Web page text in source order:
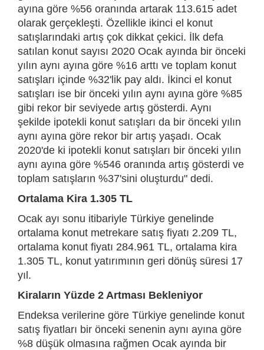
ayına göre %56 oranında artarak 113.615 adet
olarak gerçekleşti. Özellikle ikinci el konut
satışlarındaki artış çok dikkat çekici. İlk defa
satılan konut sayısı 2020 Ocak ayında bir önceki
yılın aynı ayına göre %16 arttı ve toplam konut
satışları içinde %32'lik pay aldı. İkinci el konut
satışları ise bir önceki yılın aynı ayına göre %85
gibi rekor bir seviyede artış gösterdi. Aynı
şekilde ipotekli konut satışları da bir önceki yılın
aynı ayına göre rekor bir artış yaşadı. Ocak
2020'de ki ipotekli konut satışları bir önceki yılın
aynı ayına göre %546 oranında artış gösterdi ve
toplam satışların %37'sini oluşturdu" dedi.
Ortalama Kira 1.305 TL
Ocak ayı sonu itibariyle Türkiye genelinde
ortalama konut metrekare satış fiyatı 2.209 TL,
ortalama konut fiyatı 284.961 TL, ortalama kira
1.305 TL, konut yatırımının geri dönüş süresi 17
yıl.
Kiraların Yüzde 2 Artması Bekleniyor
Endeksa verilerine göre Türkiye genelinde konut
satış fiyatları bir önceki senenin aynı ayına göre
%8 düşük olmasına rağmen Ocak ayında bir